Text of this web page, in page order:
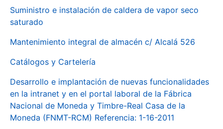
Suministro e instalación de caldera de vapor seco
saturado
Mantenimiento integral de almacén c/ Alcalá 526
Catálogos y Cartelería
Desarrollo e implantación de nuevas funcionalidades
en la intranet y en el portal laboral de la Fábrica
Nacional de Moneda y Timbre-Real Casa de la
Moneda (FNMT-RCM) Referencia: 1-16-2011